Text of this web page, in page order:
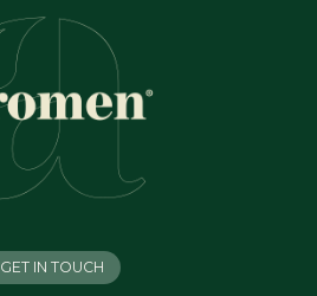
GET IN TOUCH